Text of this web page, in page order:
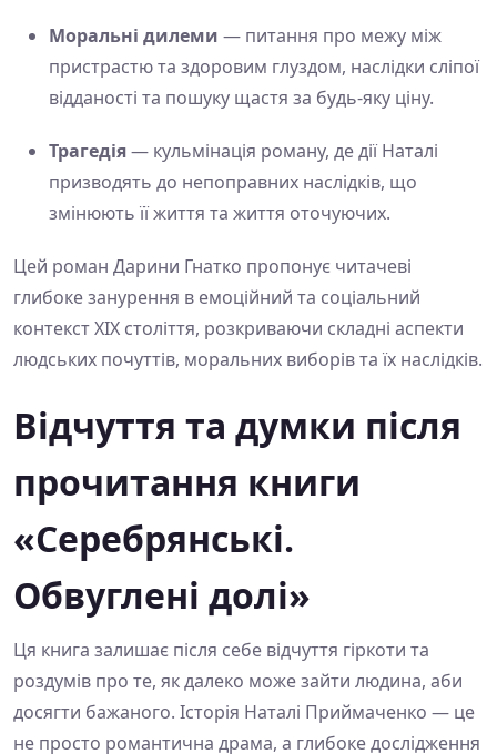
Моральні дилеми — питання про межу між
пристрастю та здоровим глуздом, наслідки сліпої
відданості та пошуку щастя за будь-яку ціну.
Трагедія— кульмінація роману, де дії Наталі
призводять до непоправних наслідків, що
змінюють її життя та життя оточуючих.
Цей роман Дарини Гнатко пропонує читачеві
глибоке занурення в емоційний та соціальний
контекст XIX століття, розкриваючи складні аспекти
людських почуттів, моральних виборів та їх наслідків.
Відчуття та думки після
прочитання книги
«Серебрянські.
Обвуглені долі»
Ця книга залишає після себе відчуття гіркоти та
роздумів про те, як далеко може зайти людина, аби
досягти бажаного. Історія Наталі Приймаченко — це
не просто романтична драма, а глибоке дослідження